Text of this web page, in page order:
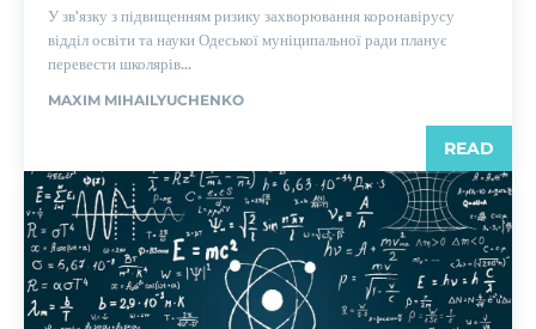
У зв'язку з підвищенням ризику захворювання коронавірусу
відділ освіти та науки Одеської муніципальної ради планує
перевести школярів...
MAXIM MIHAILYUCHENKO
READ